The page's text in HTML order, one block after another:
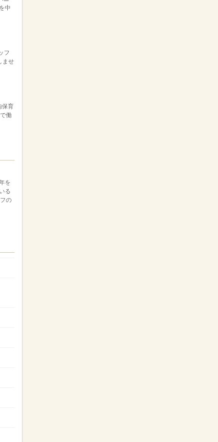
中
フ
ませ
保育
働
を
る
の